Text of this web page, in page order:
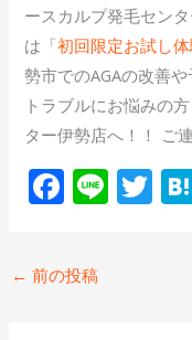
ースカルプ発毛セン
は「初回限定お試し
勢市でのAGAの改善
トラブルにお悩みの
ター伊勢店へ！！ ご
F
ac
e
b
Li
n
T
w
← 前の投稿